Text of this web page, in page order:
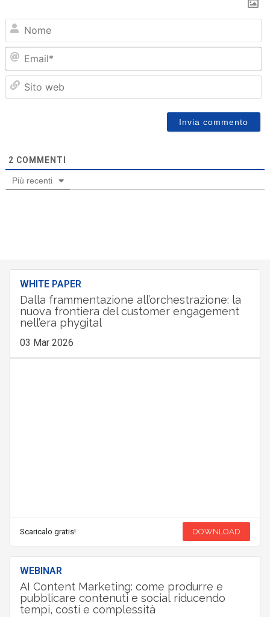
2 COMMENTI
Più recenti
WHITE PAPER
Dalla frammentazione all’orchestrazione: la
nuova frontiera del customer engagement
nell’era phygital
03 Mar 2026
Scaricalo gratis! DOWNLOAD
WEBINAR
AI Content Marketing: come produrre e
pubblicare contenuti e social riducendo
tempi, costi e complessità